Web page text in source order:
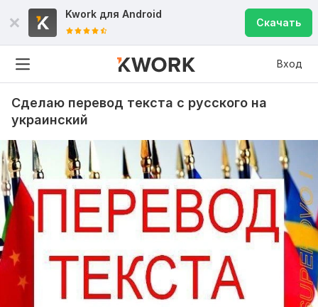
Kwork для Android
Скачать
Вход
Сделаю перевод текста с русского на
украинский